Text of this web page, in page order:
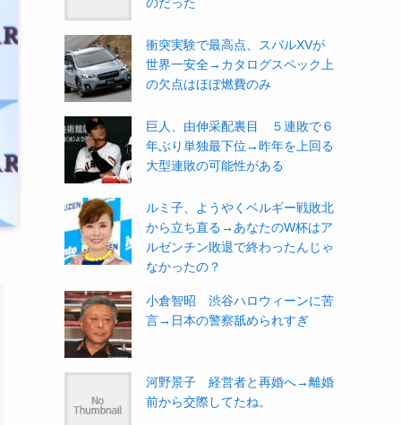
衝突実験で最高点、スバルXVが
世界一安全→カタログスペック上
の欠点はほぼ燃費のみ
巨人、由伸采配裏目 ５連敗で６
年ぶり単独最下位→昨年を上回る
大型連敗の可能性がある
ルミ子、ようやくベルギー戦敗北
から立ち直る→あなたのW杯はア
ルゼンチン敗退で終わったんじゃ
なかったの？
小倉智昭 渋谷ハロウィーンに苦
言→日本の警察舐められすぎ
河野景子 経営者と再婚へ→離婚
前から交際してたね。